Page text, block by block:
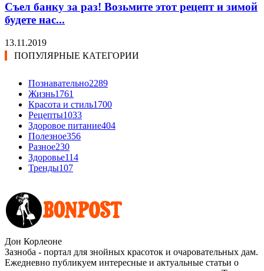
Съел банку за раз! Возьмите этот рецепт и зимой
будете нас...
13.11.2019
ПОПУЛЯРНЫЕ КАТЕГОРИИ
Познавательно2289
Жизнь1761
Красота и стиль1700
Рецепты1033
Здоровое питание404
Полезное356
Разное230
Здоровье114
Тренды107
Дон Корлеоне
Зазноба - портал для знойных красоток и очаровательных дам.
Ежедневно публикуем интересные и актуальные статьи о